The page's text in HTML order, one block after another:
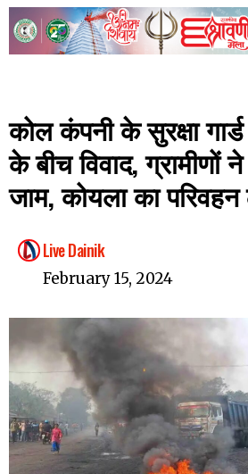
कोल कंपनी के सुरक्षा
के बीच विवाद, ग्रामीणों
जाम, कोयला का
Live Dainik
February 15, 2024